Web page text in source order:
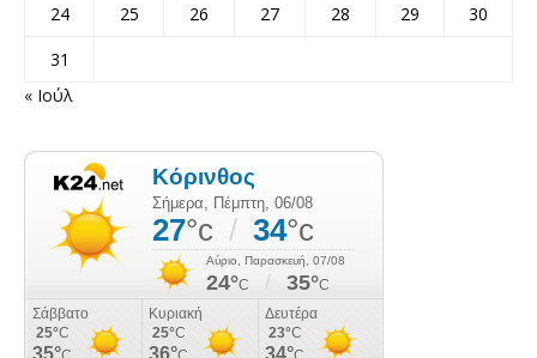
24
25 26 27 28 29
30
31
« Ιούλ